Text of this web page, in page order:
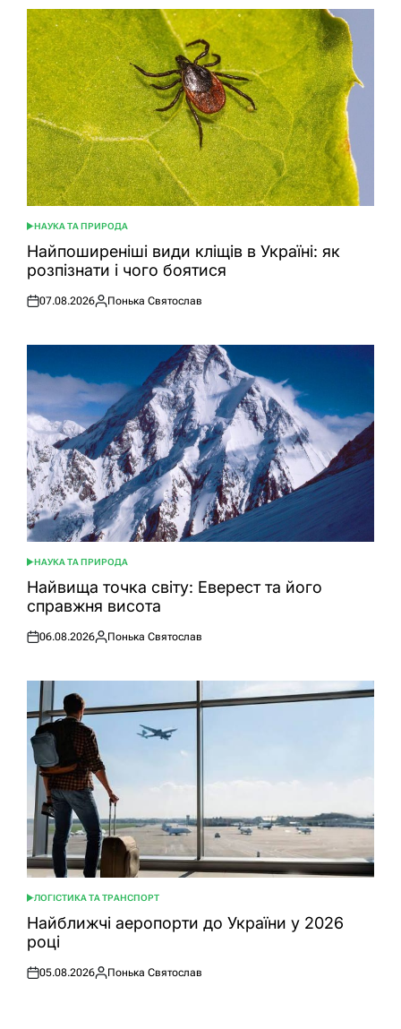
ОПУБЛІКУВАТИ
У
НАУКА ТА ПРИРОДА
Найпоширеніші види кліщів в Україні: як
розпізнати і чого боятися
Оприлюднено
07.08.2026
Опубліковано
Понька Святослав
ОПУБЛІКУВАТИ
У
НАУКА ТА ПРИРОДА
Найвища точка світу: Еверест та його
справжня висота
Оприлюднено
06.08.2026
Опубліковано
Понька Святослав
ОПУБЛІКУВАТИ
У
ЛОГІСТИКА ТА ТРАНСПОРТ
Найближчі аеропорти до України у 2026
році
Оприлюднено
05.08.2026
Опубліковано
Понька Святослав